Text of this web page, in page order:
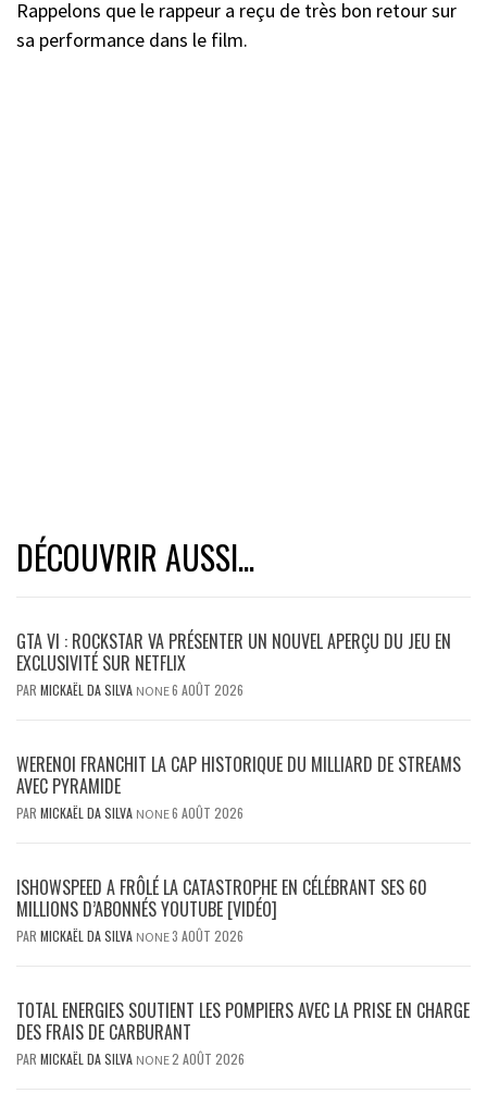
Rappelons que le rappeur a reçu de très bon retour sur
sa performance dans le film.
DÉCOUVRIR AUSSI...
GTA VI : ROCKSTAR VA PRÉSENTER UN NOUVEL APERÇU DU JEU EN
EXCLUSIVITÉ SUR NETFLIX
PAR MICKAËL DA SILVA NONE6 AOÛT 2026
WERENOI FRANCHIT LA CAP HISTORIQUE DU MILLIARD DE STREAMS
AVEC PYRAMIDE
PAR MICKAËL DA SILVA NONE6 AOÛT 2026
ISHOWSPEED A FRÔLÉ LA CATASTROPHE EN CÉLÉBRANT SES 60
MILLIONS D’ABONNÉS YOUTUBE [VIDÉO]
PAR MICKAËL DA SILVA NONE3 AOÛT 2026
TOTAL ENERGIES SOUTIENT LES POMPIERS AVEC LA PRISE EN CHARGE
DES FRAIS DE CARBURANT
PAR MICKAËL DA SILVA NONE2 AOÛT 2026